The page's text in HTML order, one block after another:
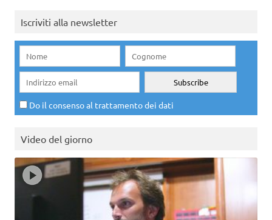
Iscriviti alla newsletter
Do il consenso al trattamento dei dati
Video del giorno